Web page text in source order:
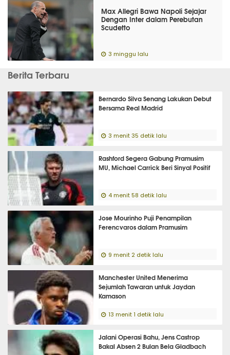
Max Allegri Bawa Napoli Sejajar
Dengan Inter dalam Perebutan
Scudetto
3 minggu lalu
Berita Terbaru
Bernardo Silva Senang Lakukan Debut
Bersama Real Madrid
3 menit 35 detik lalu
Rashford Segera Gabung Pramusim
MU, Michael Carrick Beri Sinyal Positif
4 menit 58 detik lalu
Jose Mourinho Puji Penampilan
Ferencvaros dalam Pramusim
9 menit 2 detik lalu
Manchester United Menerima
Sejumlah Tawaran untuk Jaydan
Kamason
13 menit 1 detik lalu
Jalani Operasi Bahu, Jens Castrop
Bakal Absen 2 Bulan Bela Gladbach